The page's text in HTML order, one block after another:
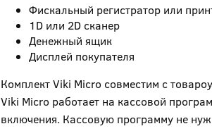
Фискальный регистратор или
1D или 2D сканер
Денежный ящик
Дисплей покупателя
Комплект Viki Micro совместим с
Viki Micro работает на кассовой
включения. Кассовую программу не